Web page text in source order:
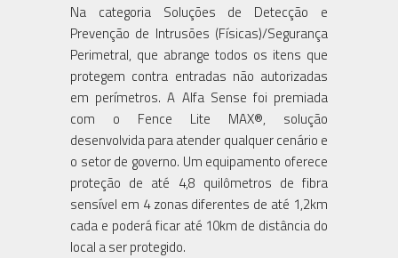
Na categoria Soluções de Detecção e
Prevenção de Intrusões (Físicas)/Segurança
Perimetral, que abrange todos os itens que
protegem contra entradas não autorizadas
em perímetros. A Alfa Sense foi premiada
com o Fence Lite MAX®, solução
desenvolvida para atender qualquer cenário e
o setor de governo. Um equipamento oferece
proteção de até 4,8 quilômetros de fibra
sensível em 4 zonas diferentes de até 1,2km
cada e poderá ficar até 10km de distância do
local a ser protegido.